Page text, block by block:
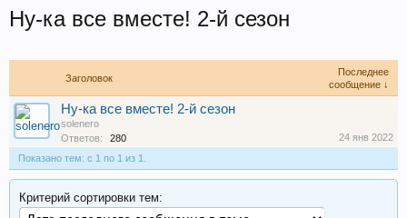
Ну-ка все вместе! 2-й сезон
Заголовок
Последнее
сообщение ↓
Ну-ка все вместе! 2-й сезон
solenero
Ответов:
280
24 янв 2022
Показано тем: с 1 по 1 из 1.
Критерий сортировки тем: